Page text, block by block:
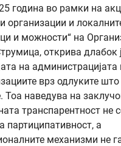
година во рамки на
организации и
и можности“ на
открива длабок
на администрацијата
врз одлуките што
Тоа наведува на
транспарентност не
партиципативност, а
механизми не